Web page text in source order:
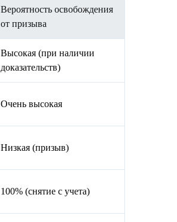
Вероятность освобождения
от призыва
Высокая (при наличии
доказательств)
Очень высокая
Низкая (призыв)
100% (снятие с учета)